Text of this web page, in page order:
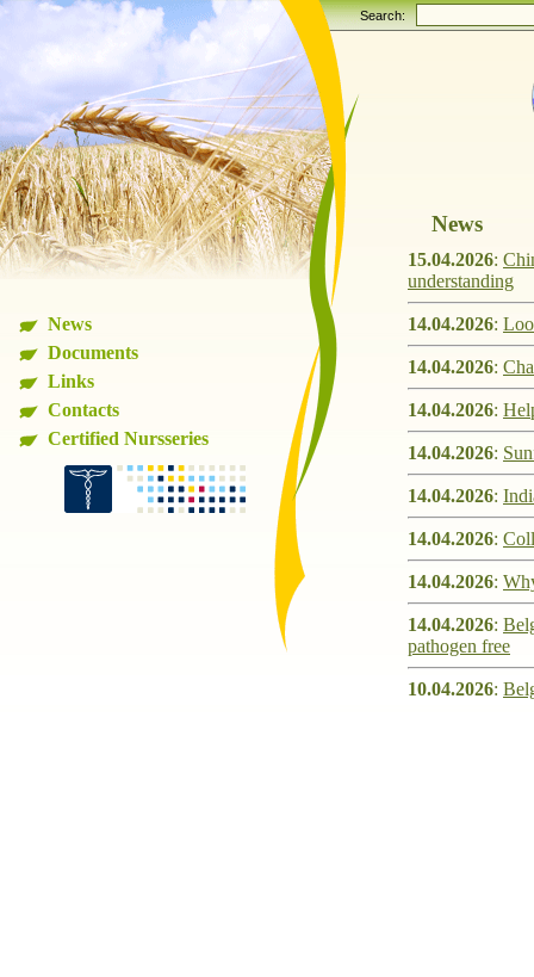
News
Documents
Links
Contacts
Certified Nursseries
Search:
News
15.04.2026:
understanding
14.04.2026:
14.04.2026:
14.04.2026:
14.04.2026:
14.04.2026:
14.04.2026:
14.04.2026:
14.04.2026:
pathogen free
10.04.2026: